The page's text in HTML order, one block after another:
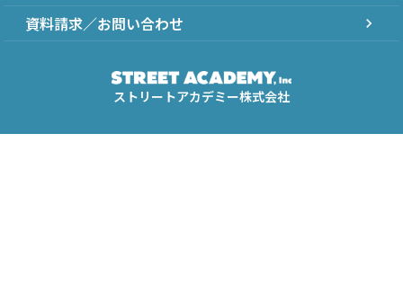
資料請求／お問い合わせ chevron_right
ストリートアカデミー株式会社